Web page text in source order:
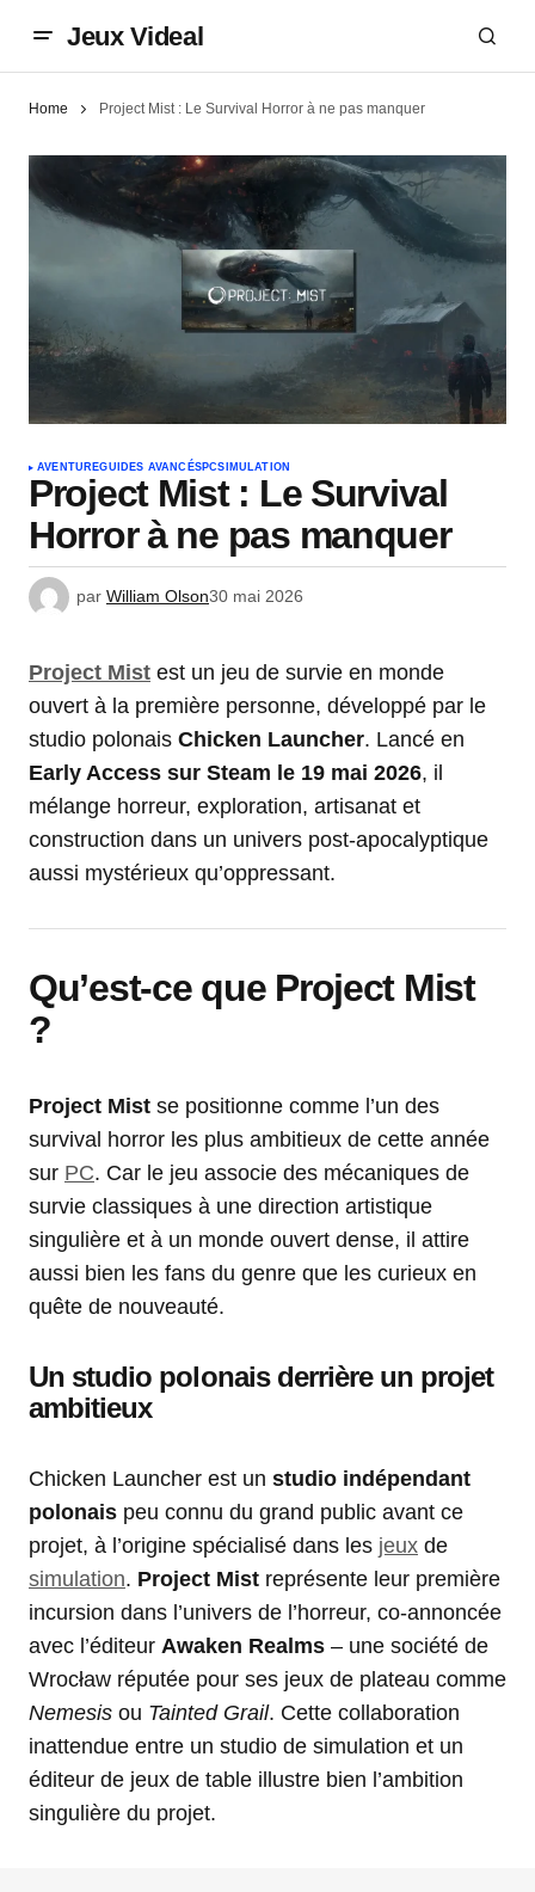
Jeux Videal
Home Project Mist : Le Survival Horror à ne pas manquer
AVENTUREGUIDES AVANCÉSPCSIMULATION
Project Mist : Le Survival
Horror à ne pas manquer
par William Olson30 mai 2026
Project Mist est un jeu de survie en monde
ouvert à la première personne, développé par le
studio polonais Chicken Launcher. Lancé en
Early Access sur Steam le 19 mai 2026, il
mélange horreur, exploration, artisanat et
construction dans un univers post-apocalyptique
aussi mystérieux qu’oppressant.
Qu’est-ce que Project Mist
?
Project Mist se positionne comme l’un des
survival horror les plus ambitieux de cette année
sur PC. Car le jeu associe des mécaniques de
survie classiques à une direction artistique
singulière et à un monde ouvert dense, il attire
aussi bien les fans du genre que les curieux en
quête de nouveauté.
Un studio polonais derrière un projet
ambitieux
Chicken Launcher est un studio indépendant
polonais peu connu du grand public avant ce
projet, à l’origine spécialisé dans les jeux de
simulation. Project Mist représente leur première
incursion dans l’univers de l’horreur, co-annoncée
avec l’éditeur Awaken Realms – une société de
Wrocław réputée pour ses jeux de plateau comme
Nemesis ou Tainted Grail. Cette collaboration
inattendue entre un studio de simulation et un
éditeur de jeux de table illustre bien l’ambition
singulière du projet.